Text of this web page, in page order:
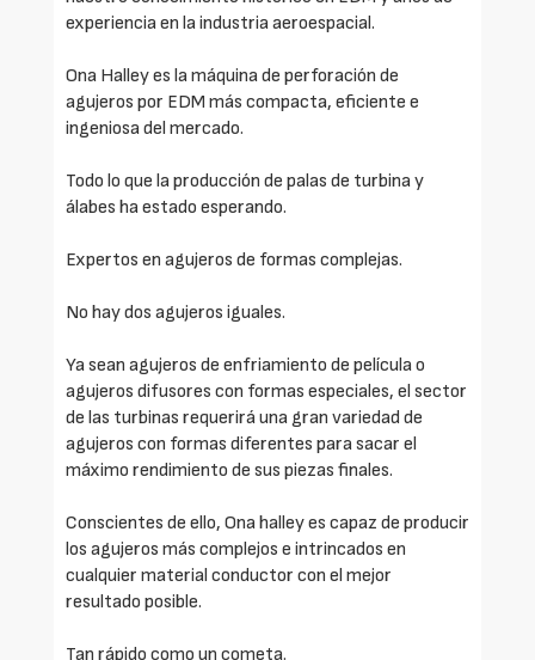
experiencia en la industria aeroespacial.
Ona Halley es la máquina de perforación de
agujeros por EDM más compacta, eficiente e
ingeniosa del mercado.
Todo lo que la producción de palas de turbina y
álabes ha estado esperando.
Expertos en agujeros de formas complejas.
No hay dos agujeros iguales.
Ya sean agujeros de enfriamiento de película o
agujeros difusores con formas especiales, el sector
de las turbinas requerirá una gran variedad de
agujeros con formas diferentes para sacar el
máximo rendimiento de sus piezas finales.
Conscientes de ello, Ona halley es capaz de producir
los agujeros más complejos e intrincados en
cualquier material conductor con el mejor
resultado posible.
Tan rápido como un cometa.